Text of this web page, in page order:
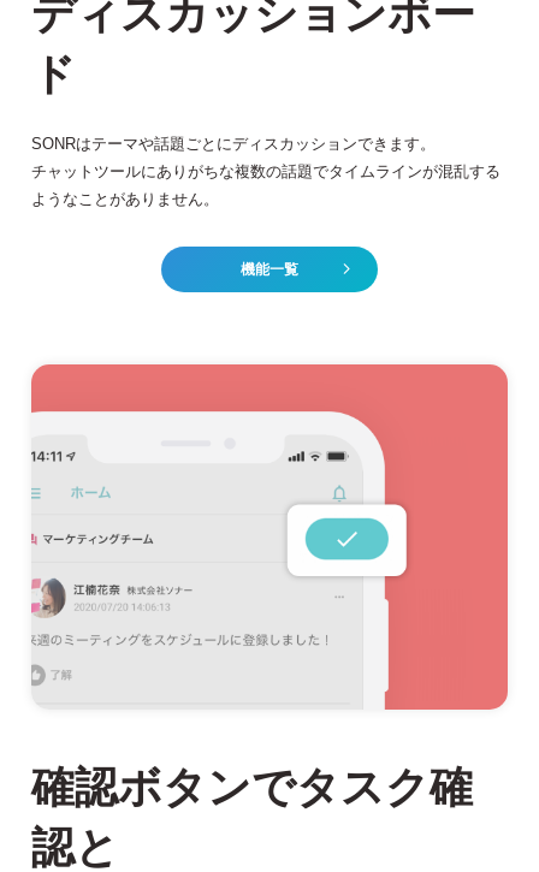
ディスカッションボー
ド
SONRはテーマや話題ごとにディスカッションできます。
チャットツールにありがちな複数の話題でタイムラインが混乱する
ようなことがありません。
機能一覧
確認ボタンでタスク確
認と